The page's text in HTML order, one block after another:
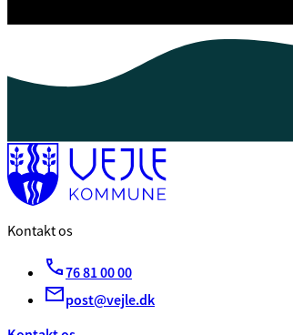
Kontakt os
76 81 00 00
post@vejle.dk